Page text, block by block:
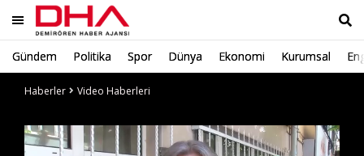
Gündem Politika Spor Dünya Ekonomi Kurumsal
Haberler
Video Haberleri